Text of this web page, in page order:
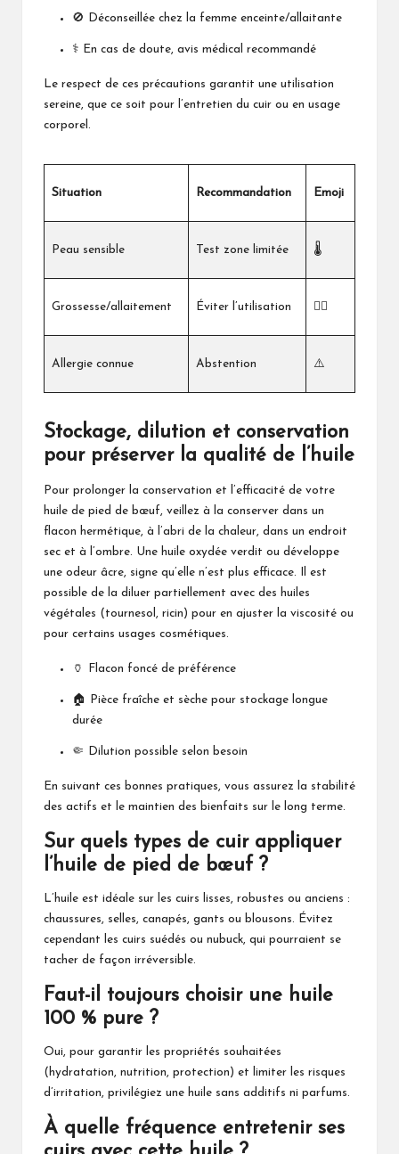
🚫 Déconseillée chez la femme enceinte/allaitante
⚕️ En cas de doute, avis médical recommandé
Le respect de ces précautions garantit une utilisation
sereine, que ce soit pour l’entretien du cuir ou en usage
corporel.
Situation Recommandation Emoji
Peau sensible Test zone limitée 🌡️
Grossesse/allaitement Éviter l’utilisation 🙅‍♀️
Allergie connue Abstention ⚠️
Stockage, dilution et conservation
pour préserver la qualité de l’huile
Pour prolonger la conservation et l’efficacité de votre
huile de pied de bœuf, veillez à la conserver dans un
flacon hermétique, à l’abri de la chaleur, dans un endroit
sec et à l’ombre. Une huile oxydée verdit ou développe
une odeur âcre, signe qu’elle n’est plus efficace. Il est
possible de la diluer partiellement avec des huiles
végétales (tournesol, ricin) pour en ajuster la viscosité ou
pour certains usages cosmétiques.
🏺 Flacon foncé de préférence
🏠 Pièce fraîche et sèche pour stockage longue
durée
🤏 Dilution possible selon besoin
En suivant ces bonnes pratiques, vous assurez la stabilité
des actifs et le maintien des bienfaits sur le long terme.
Sur quels types de cuir appliquer
l’huile de pied de bœuf ?
L’huile est idéale sur les cuirs lisses, robustes ou anciens :
chaussures, selles, canapés, gants ou blousons. Évitez
cependant les cuirs suédés ou nubuck, qui pourraient se
tacher de façon irréversible.
Faut-il toujours choisir une huile
100 % pure ?
Oui, pour garantir les propriétés souhaitées
(hydratation, nutrition, protection) et limiter les risques
d’irritation, privilégiez une huile sans additifs ni parfums.
À quelle fréquence entretenir ses